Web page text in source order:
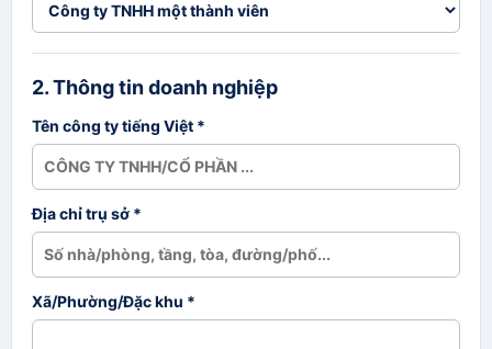
2. Thông tin doanh nghiệp
Tên công ty tiếng Việt *
Địa chỉ trụ sở *
Xã/Phường/Đặc khu *